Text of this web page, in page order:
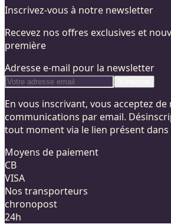
Inscrivez-vous à notre newsletter
Recevez nos offres exclusives et
première
Adresse e-mail pour la newsletter
En vous inscrivant, vous acceptez
communications par email.
tout moment via le lien présent dans
Moyens de paiement
CB
VISA
Nos transporteurs
chronopost
24h